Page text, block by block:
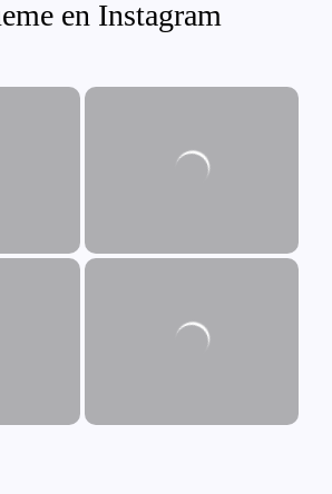
en Instagram